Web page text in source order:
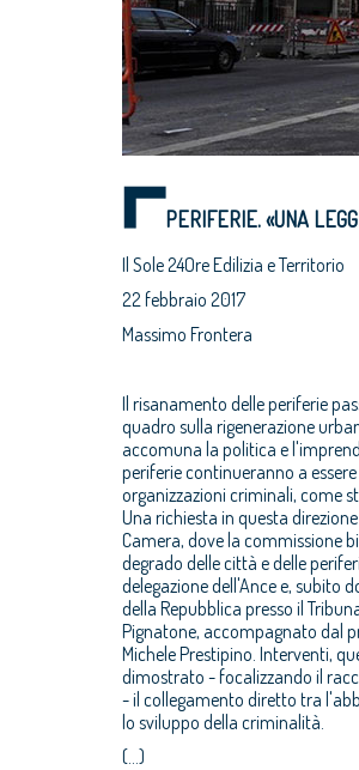
PERIFERIE. «UNA
Il Sole 24Ore Edilizia e Territorio
22 febbraio 2017
Massimo Frontera
Il risanamento delle periferie
quadro sulla rigenerazione
accomuna la politica e
periferie continueranno a
organizzazioni criminali, come
Una richiesta in questa
Camera, dove la commissione
degrado delle città e delle
delegazione dell'Ance e, subito
della Repubblica presso il
Pignatone, accompagnato dal
Michele Prestipino. Interventi,
dimostrato - focalizzando il
- il collegamento diretto tra
lo sviluppo della criminalità.
(...)